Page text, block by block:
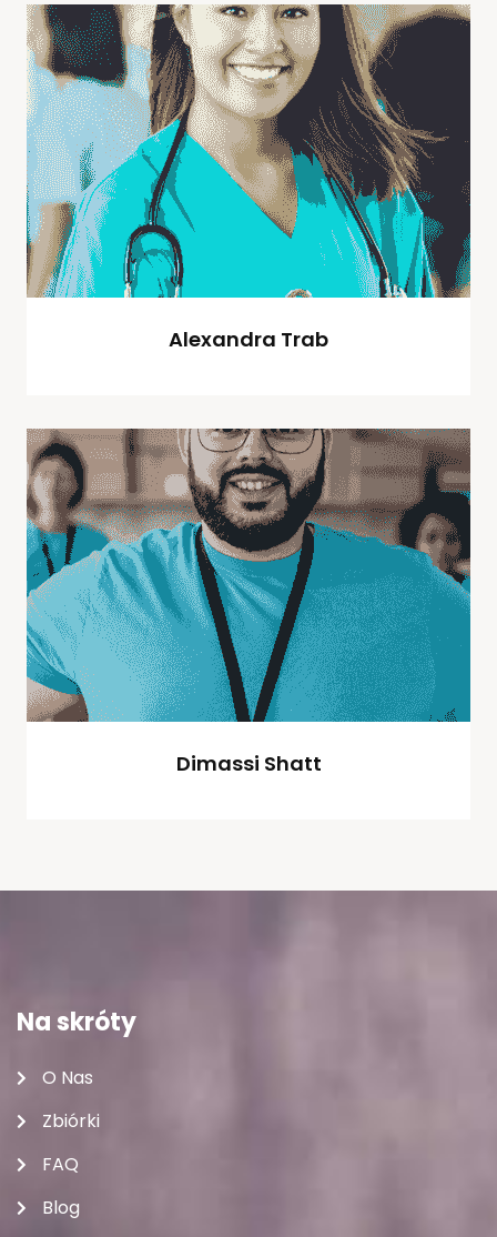
Alexandra Trab
Dimassi Shatt
Na skróty
O Nas
Zbiórki
FAQ
Blog